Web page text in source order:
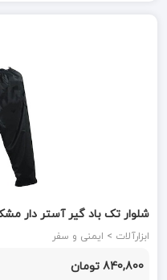
شلوار تک باد گیر آستر دار
ابزارآلات > ایمنی و سفر
840,800 تومان